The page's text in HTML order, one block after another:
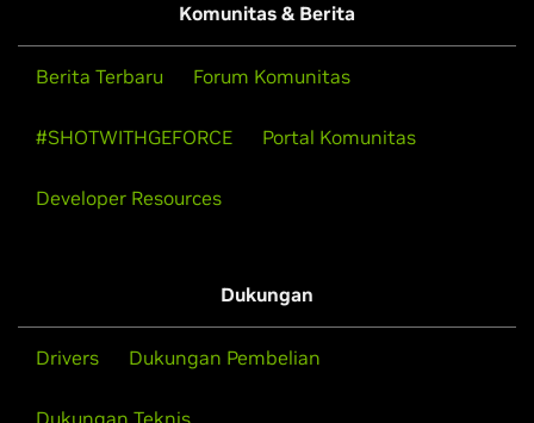
Komunitas & Berita
Berita Terbaru Forum Komunitas
#SHOTWITHGEFORCE Portal Komunitas
Developer Resources
Dukungan
Drivers Dukungan Pembelian
Dukungan Teknis